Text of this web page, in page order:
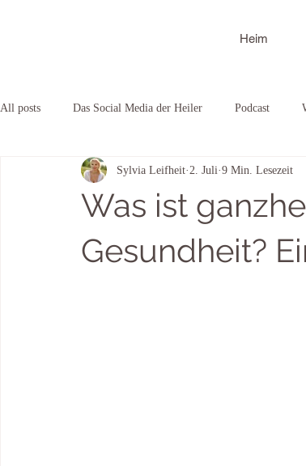
Heim
All posts Das Social Media der Heiler Podcast
Heiler finden Orientierung & Entscheidung
Was ist
Gesundheit?
Sylvia Leifheit 2. Juli 9 Min. Lesezeit